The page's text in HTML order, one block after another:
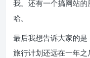
我。还有一个搞网站
哈。
最后我想告诉大家的
旅行计划还远在一年之